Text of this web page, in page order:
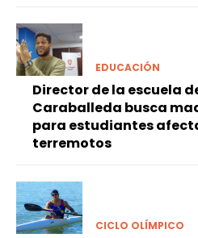
EDUCACIÓN
Director de la escuela
Caraballeda busca
para estudiantes
terremotos
CICLO OLÍMPICO